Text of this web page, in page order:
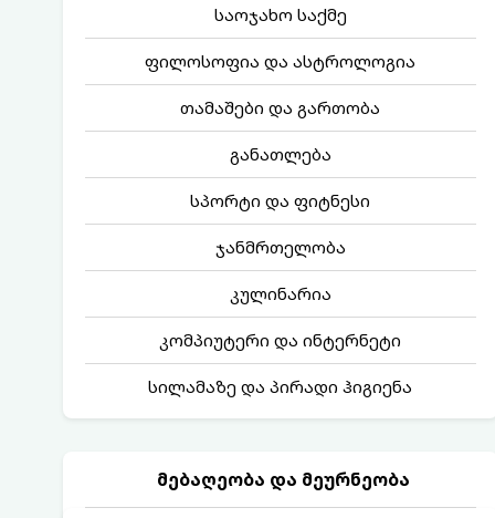
საოჯახო საქმე
ფილოსოფია და ასტროლოგია
თამაშები და გართობა
განათლება
სპორტი და ფიტნესი
ჯანმრთელობა
კულინარია
კომპიუტერი და ინტერნეტი
სილამაზე და პირადი ჰიგიენა
მებაღეობა და მეურნეობა